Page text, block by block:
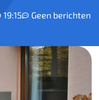
19:15 Geen berichten